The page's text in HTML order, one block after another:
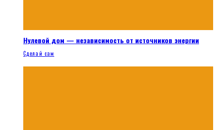
Нулевой дом — независимость от источников энергии
Сделай сам